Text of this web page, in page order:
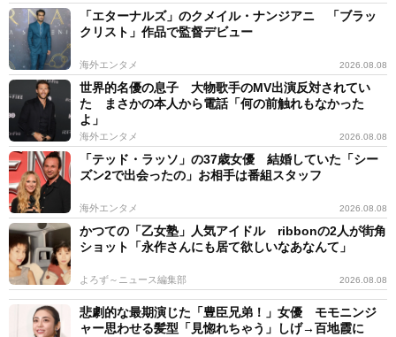
「エターナルズ」のクメイル・ナンジアニ 「ブラッ
クリスト」作品で監督デビュー
海外エンタメ 2026.08.08
世界的名優の息子 大物歌手のMV出演反対されてい
た まさかの本人から電話「何の前触れもなかった
よ」
海外エンタメ 2026.08.08
「テッド・ラッソ」の37歳女優 結婚していた「シー
ズン2で出会ったの」お相手は番組スタッフ
海外エンタメ 2026.08.08
かつての「乙女塾」人気アイドル ribbonの2人が街角
ショット「永作さんにも居て欲しいなあなんて」
よろず～ニュース編集部 2026.08.08
悲劇的な最期演じた「豊臣兄弟！」女優 モモニンジ
ャー思わせる髪型「見惚れちゃう」しげ→百地霞に